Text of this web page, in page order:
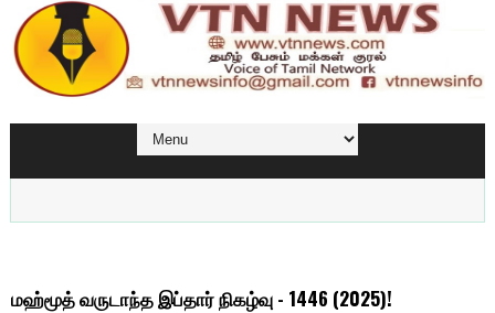
மஹ்மூத் வருடாந்த இப்தார் நிகழ்வு - 1446 (2025)!